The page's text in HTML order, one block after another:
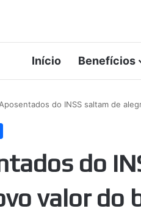
Início Benefícios
Aposentados do INSS saltam de
do
valor do